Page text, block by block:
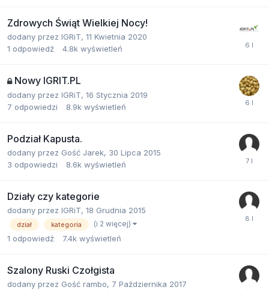
Zdrowych Świąt Wielkiej Nocy!
dodany przez IGRiT, 11 Kwietnia 2020
1 odpowiedź 4.8k wyświetleń
Nowy IGRIT.PL
dodany przez IGRiT, 16 Stycznia 2019
7 odpowiedzi 8.9k wyświetleń
Podział Kapusta.
dodany przez Gość Jarek, 30 Lipca 2015
3 odpowiedzi 8.6k wyświetleń
Działy czy kategorie
dodany przez IGRiT, 18 Grudnia 2015
dział kategoria (i 2 więcej)
1 odpowiedź 7.4k wyświetleń
Szalony Ruski Czołgista
dodany przez Gość rambo, 7 Października 2017